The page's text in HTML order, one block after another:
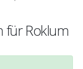
für Roklum